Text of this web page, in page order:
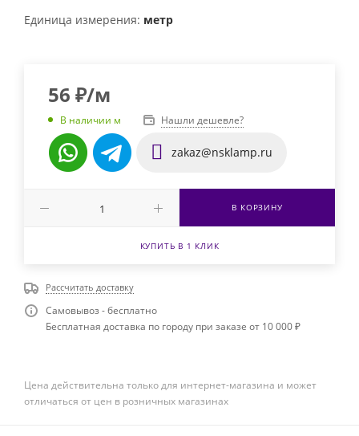
Единица измерения: метр
56 ₽/м
В наличии м Нашли дешевле?
zakaz@nsklamp.ru
В КОРЗИНУ
КУПИТЬ В 1 КЛИК
Рассчитать доставку
Самовывоз - бесплатно
Бесплатная доставка по городу при заказе от 10 000 ₽
Цена действительна только для интернет-магазина и может
отличаться от цен в розничных магазинах